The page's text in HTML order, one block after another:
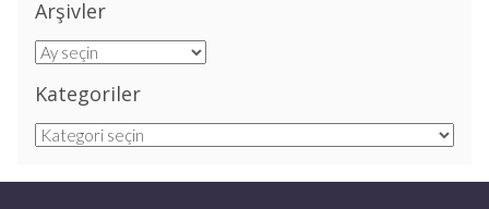
Arşivler
Arşivler
Kategoriler
Kategoriler